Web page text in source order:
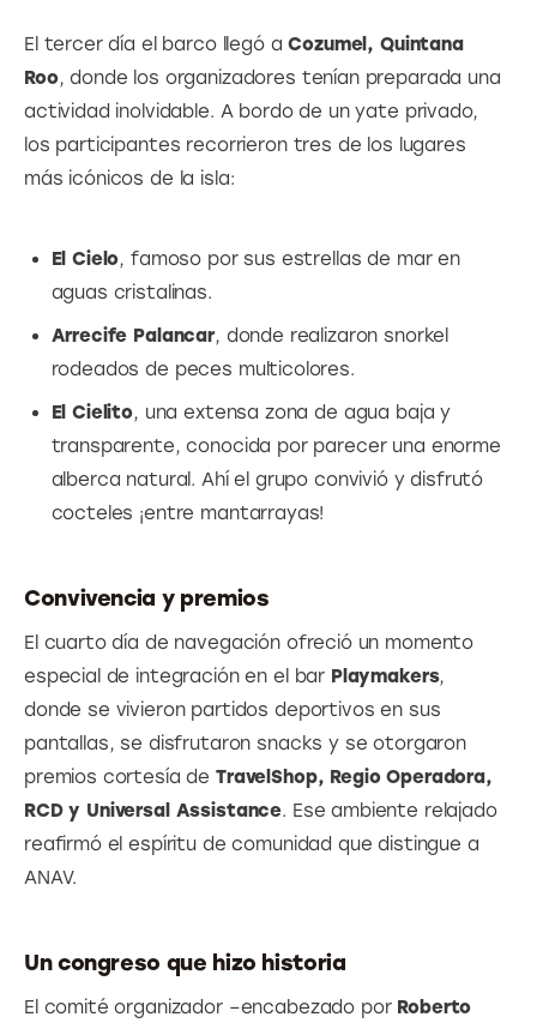
El tercer día el barco llegó a Cozumel, Quintana
Roo, donde los organizadores tenían preparada una
actividad inolvidable. A bordo de un yate privado,
los participantes recorrieron tres de los lugares
más icónicos de la isla:
El Cielo, famoso por sus estrellas de mar en
aguas cristalinas.
Arrecife Palancar, donde realizaron snorkel
rodeados de peces multicolores.
El Cielito, una extensa zona de agua baja y
transparente, conocida por parecer una enorme
alberca natural. Ahí el grupo convivió y disfrutó
cocteles ¡entre mantarrayas!
Convivencia y premios
El cuarto día de navegación ofreció un momento
especial de integración en el bar Playmakers,
donde se vivieron partidos deportivos en sus
pantallas, se disfrutaron snacks y se otorgaron
premios cortesía de TravelShop, Regio Operadora,
RCD y Universal Assistance. Ese ambiente relajado
reafirmó el espíritu de comunidad que distingue a
ANAV.
Un congreso que hizo historia
El comité organizador –encabezado por Roberto